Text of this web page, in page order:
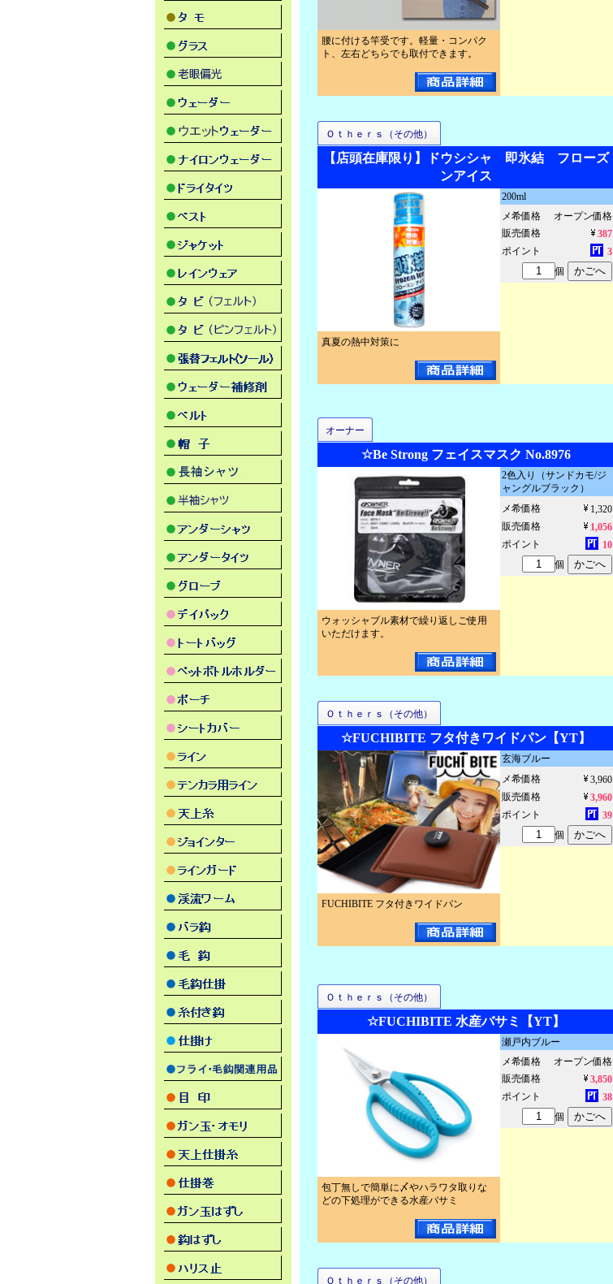
腰に付ける竿受です。軽量・コンパク
ト、左右どちらでも取付できます。
Ｏｔｈｅｒｓ（その他）
【店頭在庫限り】ドウシシャ 即氷結 フローズ
ンアイス
真夏の熱中対策に
200ml
メ希価格
オープン価格
販売価格
387
ポイント
3
個
オーナー
☆Be Strong フェイスマスク No.8976
ウォッシャブル素材で繰り返しご使用
いただけます。
2色入り（サンドカモ/ジ
ャングルブラック）
メ希価格
1,320
販売価格
1,056
ポイント
10
個
Ｏｔｈｅｒｓ（その他）
☆FUCHIBITE フタ付きワイドパン【YT】
FUCHIBITE フタ付きワイドパン
玄海ブルー
メ希価格
3,960
販売価格
3,960
ポイント
39
個
Ｏｔｈｅｒｓ（その他）
☆FUCHIBITE 水産バサミ【YT】
包丁無しで簡単に〆やハラワタ取りな
どの下処理ができる水産バサミ
瀬戸内ブルー
メ希価格
オープン価格
販売価格
3,850
ポイント
38
個
Ｏｔｈｅｒｓ（その他）